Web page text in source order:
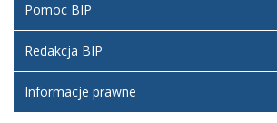
Pomoc BIP
Redakcja BIP
Informacje prawne